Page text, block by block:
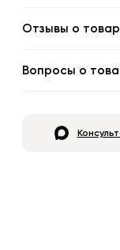
Отзывы о
Вопросы о